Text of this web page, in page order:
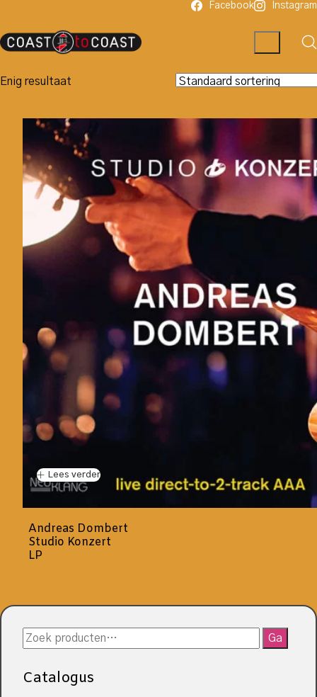
Facebook Instagram
Enig resultaat
Lees verder
Andreas Dombert
Studio Konzert
LP
Zoeken
naar:
Ga
Catalogus